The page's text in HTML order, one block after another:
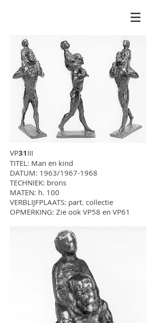
VP31III
TITEL: Man en kind
DATUM: 1963/1967-1968
TECHNIEK: brons
MATEN: h. 100
VERBLIJFPLAATS: part. collectie
OPMERKING: Zie ook VP58 en VP61